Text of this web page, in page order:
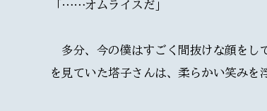
「……オムライスだ」
多分、今の僕はすごく間抜けな顔をし
を見ていた塔子さんは、柔らかい笑みを